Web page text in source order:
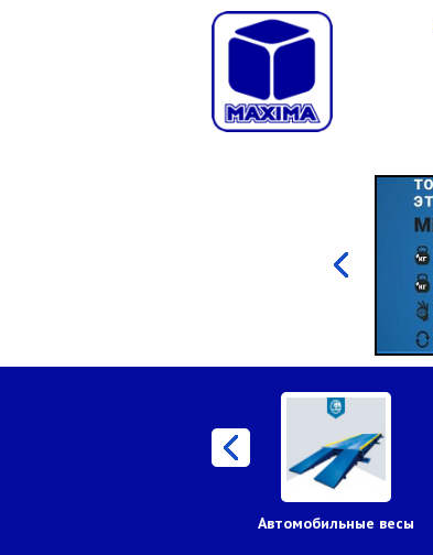
Автомобильные весы